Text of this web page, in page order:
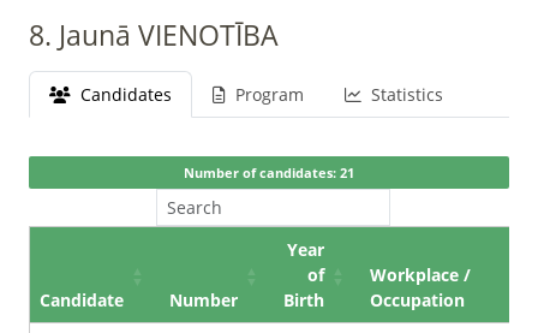
8. Jaunā VIENOTĪBA
Candidates Program Statistics
Number of candidates: 21
Candidate Number
Year
of
Birth
Workplace /
Occupation